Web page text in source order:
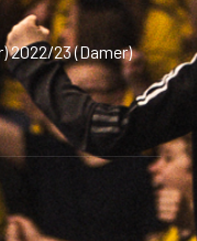
2022/23 (Damer)